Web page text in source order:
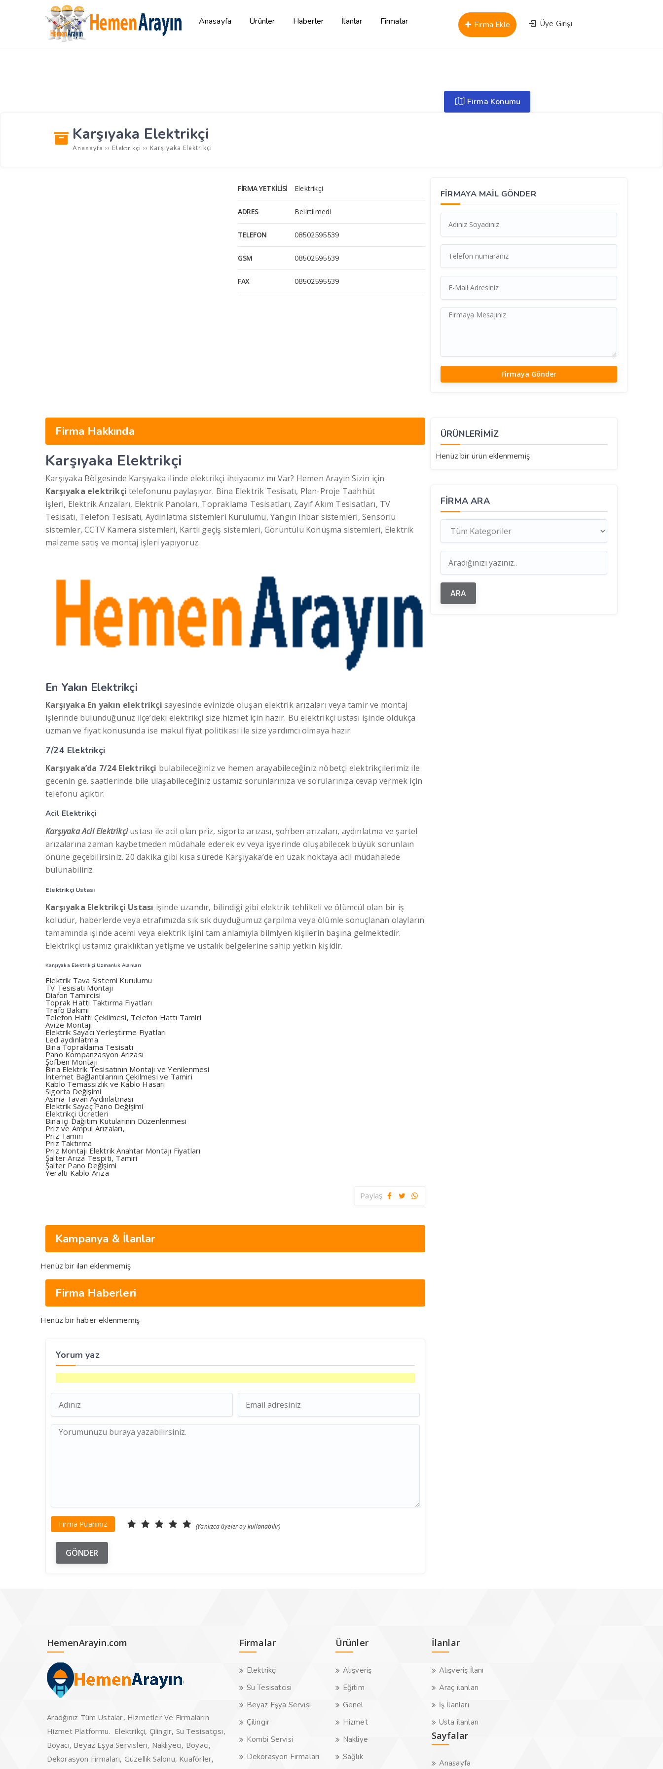
Anasayfa Ürünler Haberler İlanlar Firmalar Üye Girişi
Firma Ekle
Firma Konumu
Karşıyaka Elektrikçi
Anasayfa ›› Elektrikçi ›› Karşıyaka Elektrikçi
FIRMA YETKILISI Elektrikçi
ADRES Belirtilmedi
TELEFON 08502595539
GSM 08502595539
FAX 08502595539
FİRMAYA MAİL GÖNDER
Firma Hakkında
Karşıyaka Elektrikçi
Karşıyaka Bölgesinde Karşıyaka ilinde elektrikçi ihtiyacınız mı Var? Hemen Arayın Sizin için
Karşıyaka elektrikçi telefonunu paylaşıyor. Bina Elektrik Tesisatı, Plan-Proje Taahhüt
işleri, Elektrik Arızaları, Elektrik Panoları, Topraklama Tesisatları, Zayıf Akım Tesisatları, TV
Tesisatı, Telefon Tesisatı, Aydınlatma sistemleri Kurulumu, Yangın ihbar sistemleri, Sensörlü
sistemler, CCTV Kamera sistemleri, Kartlı geçiş sistemleri, Görüntülü Konuşma sistemleri, Elektrik
malzeme satış ve montaj işleri yapıyoruz.
En Yakın Elektrikçi
Karşıyaka En yakın elektrikçi sayesinde evinizde oluşan elektrik arızaları veya tamir ve montaj
işlerinde bulunduğunuz ilçe’deki elektrikçi size hizmet için hazır. Bu elektrikçi ustası işinde oldukça
uzman ve fiyat konusunda ise makul fiyat politikası ile size yardımcı olmaya hazır.
7/24 Elektrikçi
Karşıyaka’da 7/24 Elektrikçi bulabileceğiniz ve hemen arayabileceğiniz nöbetçi elektrikçilerimiz ile
gecenin ge. saatlerinde bile ulaşabileceğiniz ustamız sorunlarınıza ve sorularınıza cevap vermek için
telefonu açıktır.
Acil Elektrikçi
Karşıyaka Acil Elektrikçiustası ile acil olan priz, sigorta arızası, şohben arızaları, aydınlatma ve şartel
arızalarına zaman kaybetmeden müdahale ederek ev veya işyerinde oluşabilecek büyük sorunlaın
önüne geçebilirsiniz. 20 dakika gibi kısa sürede Karşıyaka’de en uzak noktaya acil müdahalede
bulunabiliriz.
Elektrikçi Ustası
Karşıyaka Elektrikçi Ustası işinde uzandır, bilindiği gibi elektrik tehlikeli ve ölümcül olan bir iş
koludur, haberlerde veya etrafımızda sık sık duyduğumuz çarpılma veya ölümle sonuçlanan olayların
tamamında işinde acemi veya elektrik işini tam anlamıyla bilmiyen kişilerin başına gelmektedir.
Elektrikçi ustamız çıraklıktan yetişme ve ustalık belgelerine sahip yetkin kişidir.
Karşıyaka Elektrikçi Uzmanlık Alanları
Elektrik Tava Sistemi Kurulumu
TV Tesisatı Montajı
Diafon Tamircisi
Toprak Hattı Taktırma Fiyatları
Trafo Bakımı
Telefon Hattı Çekilmesi, Telefon Hattı Tamiri
Avize Montajı
Elektrik Sayacı Yerleştirme Fiyatları
Led aydınlatma
Bina Topraklama Tesisatı
Pano Kompanzasyon Arızası
Şofben Montajı
Bina Elektrik Tesisatının Montajı ve Yenilenmesi
İnternet Bağlantılarının Çekilmesi ve Tamiri
Kablo Temassızlık ve Kablo Hasarı
Sigorta Değişimi
Asma Tavan Aydınlatması
Elektrik Sayaç Pano Değişimi
Elektrikçi Ücretleri
Bina içi Dağıtım Kutularının Düzenlenmesi
Priz ve Ampul Arızaları,
Priz Tamiri
Priz Taktırma
Priz Montajı Elektrik Anahtar Montajı Fiyatları
Şalter Arıza Tespiti, Tamiri
Şalter Pano Değişimi
Yeraltı Kablo Arıza
Paylaş
Kampanya & İlanlar
Henüz bir ilan eklenmemiş
Firma Haberleri
Henüz bir haber eklenmemiş
Yorum yaz
Firma Puanınız (Yanlızca üyeler oy kullanabilir)
ÜRÜNLERİMİZ
Henüz bir ürün eklenmemiş
FIRMA ARA
HemenArayin.com
Aradğınız Tüm Ustalar, Hizmetler Ve Firmaların
Hizmet Platformu. Elektrikçi, Çilingir, Su Tesisatçısı,
Boyacı, Beyaz Eşya Servisleri, Nakliyeci, Boyacı,
Dekorasyon Firmaları, Güzellik Salonu, Kuaförler,
Firmalar
Elektrikçi
Su Tesisatcisi
Beyaz Eşya Servisi
Çilingir
Kombi Servisi
Dekorasyon Firmaları
Ürünler
Alışveriş
Eğitim
Genel
Hizmet
Nakliye
Sağlık
İlanlar
Alışveriş İlanı
Araç ilanları
İş İlanları
Usta ilanları
Sayfalar
Anasayfa